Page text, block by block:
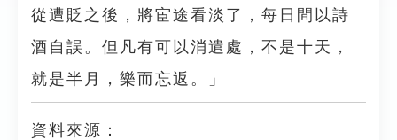
從遭貶之後，將宦途看淡了，每日間以詩
酒自誤。但凡有可以消遣處，不是十天，
就是半月，樂而忘返。」
資料來源：